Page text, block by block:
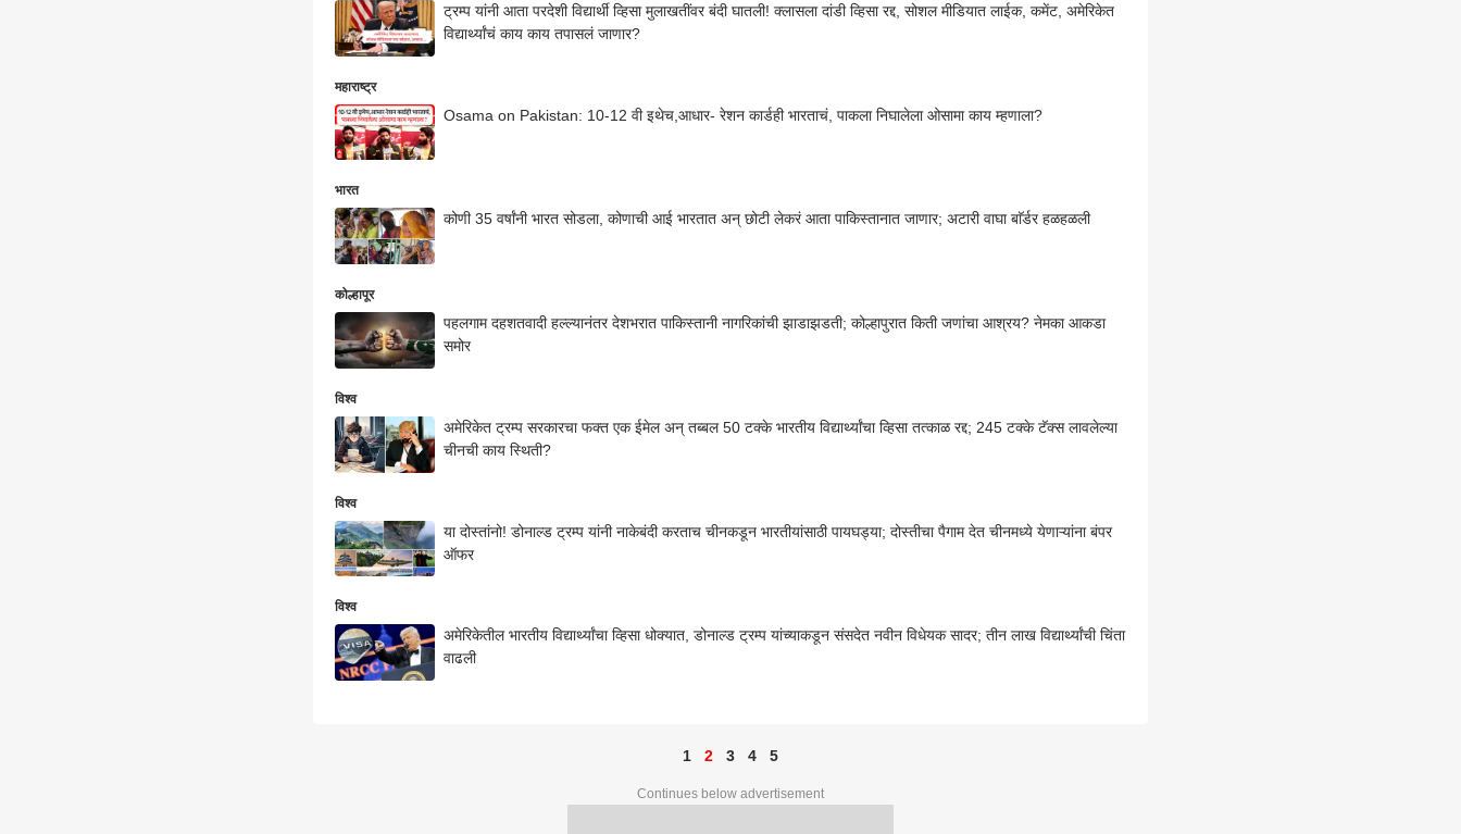
ट्रम्प यांनी आता परदेशी विद्यार्थी व्हिसा मुलाखतींवर बंदी घातली! क्लासला दांडी व्हिसा रद्द, सोशल मीडियात लाईक, कमेंट, अमेरिकेत
विद्यार्थ्यांचं काय काय तपासलं जाणार?
महाराष्ट्र
Osama on Pakistan: 10-12 वी इथेच,आधार- रेशन कार्डही भारताचं, पाकला निघालेला ओसामा काय म्हणाला?
भारत
कोणी 35 वर्षांनी भारत सोडला, कोणाची आई भारतात अन् छोटी लेकरं आता पाकिस्तानात जाणार; अटारी वाघा बाॅर्डर हळहळली
कोल्हापूर
पहलगाम दहशतवादी हल्ल्यानंतर देशभरात पाकिस्तानी नागरिकांची झाडाझडती; कोल्हापुरात किती जणांचा आश्रय? नेमका आकडा
समोर
विश्व
अमेरिकेत ट्रम्प सरकारचा फक्त एक ईमेल अन् तब्बल 50 टक्के भारतीय विद्यार्थ्यांचा व्हिसा तत्काळ रद्द; 245 टक्के टॅक्स लावलेल्या
चीनची काय स्थिती?
विश्व
या दोस्तांनो! डोनाल्ड ट्रम्प यांनी नाकेबंदी करताच चीनकडून भारतीयांसाठी पायघड्या; दोस्तीचा पैगाम देत चीनमध्ये येणाऱ्यांना बंपर
ऑफर
विश्व
अमेरिकेतील भारतीय विद्यार्थ्यांचा व्हिसा धोक्यात, डोनाल्ड ट्रम्प यांच्याकडून संसदेत नवीन विधेयक सादर; तीन लाख विद्यार्थ्यांची चिंता
वाढली
1 2 3 4 5
Continues below advertisement